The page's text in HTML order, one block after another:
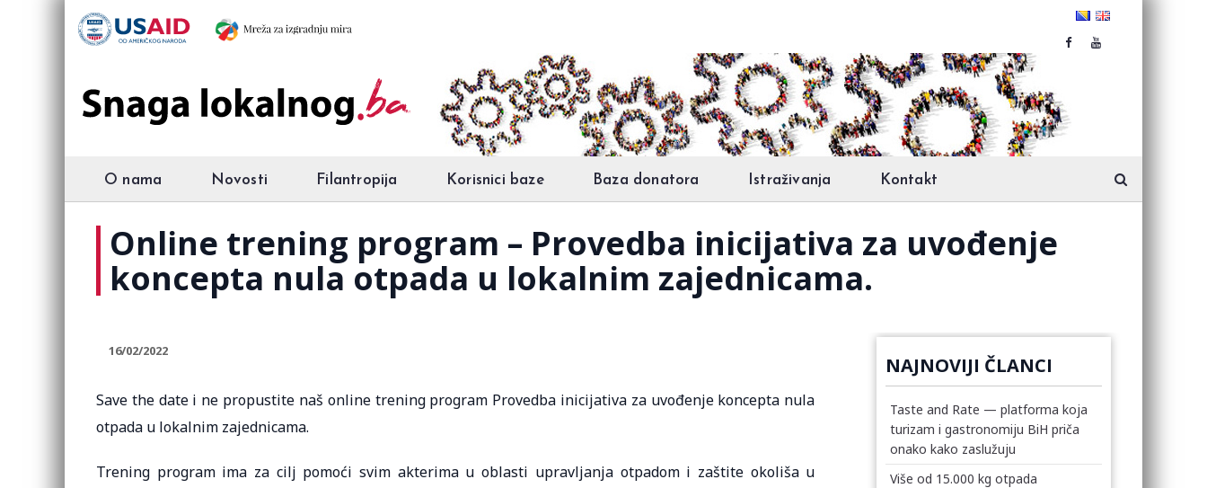
O nama Novosti Filantropija Korisnici baze Baza donatora Istraživanja Kontakt
Online trening program – Provedba inicijativa za uvođenje
koncepta nula otpada u lokalnim zajednicama.
16/02/2022
Save the date i ne propustite naš online trening program Provedba inicijativa za uvođenje koncepta nula
otpada u lokalnim zajednicama.
Trening program ima za cilj pomoći svim akterima u oblasti upravljanja otpadom i zaštite okoliša u
NAJNOVIJI ČLANCI
Taste and Rate — platforma koja
turizam i gastronomiju BiH priča
onako kako zaslužuju
Više od 15.000 kg otpada